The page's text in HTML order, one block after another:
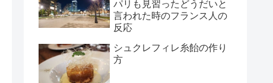
パリも見習ったどうだいと
言われた時のフランス人の
反応
シュクレフィレ糸飴の作り
方